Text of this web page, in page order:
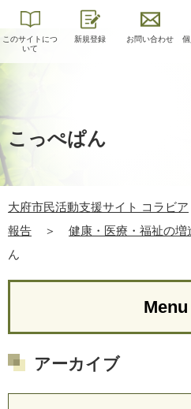
このサイトにつ
いて
新規登録 お問い合わせ
こっぺぱん
大府市民活動支援サイト コラビア
報告
＞ 健康・医療・福祉の増
ん
Menu
アーカイブ